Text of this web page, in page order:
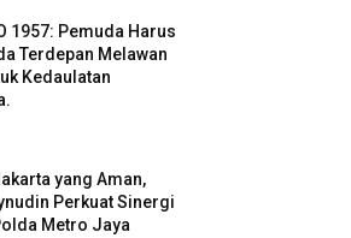
1957: Pemuda Harus
Terdepan Melawan
Kedaulatan
yang Aman,
Perkuat Sinergi
Metro Jaya